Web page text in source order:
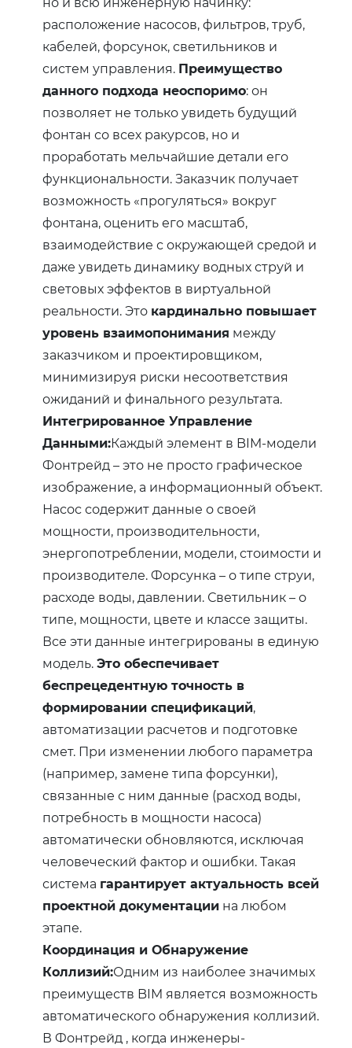
расположение насосов, фильтров, труб,
кабелей, форсунок, светильников и
систем управления. Преимущество
данного подхода неоспоримо: он
позволяет не только увидеть будущий
фонтан со всех ракурсов, но и
проработать мельчайшие детали его
функциональности. Заказчик получает
возможность «прогуляться» вокруг
фонтана, оценить его масштаб,
взаимодействие с окружающей средой и
даже увидеть динамику водных струй и
световых эффектов в виртуальной
реальности. Это кардинально повышает
уровень взаимопонимания между
заказчиком и проектировщиком,
минимизируя риски несоответствия
ожиданий и финального результата.
Интегрированное Управление
Данными:Каждый элемент в BIM-модели
Фонтрейд – это не просто графическое
изображение, а информационный объект.
Насос содержит данные о своей
мощности, производительности,
энергопотреблении, модели, стоимости и
производителе. Форсунка – о типе струи,
расходе воды, давлении. Светильник – о
типе, мощности, цвете и классе защиты.
Все эти данные интегрированы в единую
модель.Это обеспечивает
беспрецедентную точность в
формировании спецификаций,
автоматизации расчетов и подготовке
смет. При изменении любого параметра
(например, замене типа форсунки),
связанные с ним данные (расход воды,
потребность в мощности насоса)
автоматически обновляются, исключая
человеческий фактор и ошибки. Такая
система гарантирует актуальность всей
проектной документации на любом
этапе.
Координация и Обнаружение
Коллизий:Одним из наиболее значимых
преимуществ BIM является возможность
автоматического обнаружения коллизий.
В Фонтрейд , когда инженеры-